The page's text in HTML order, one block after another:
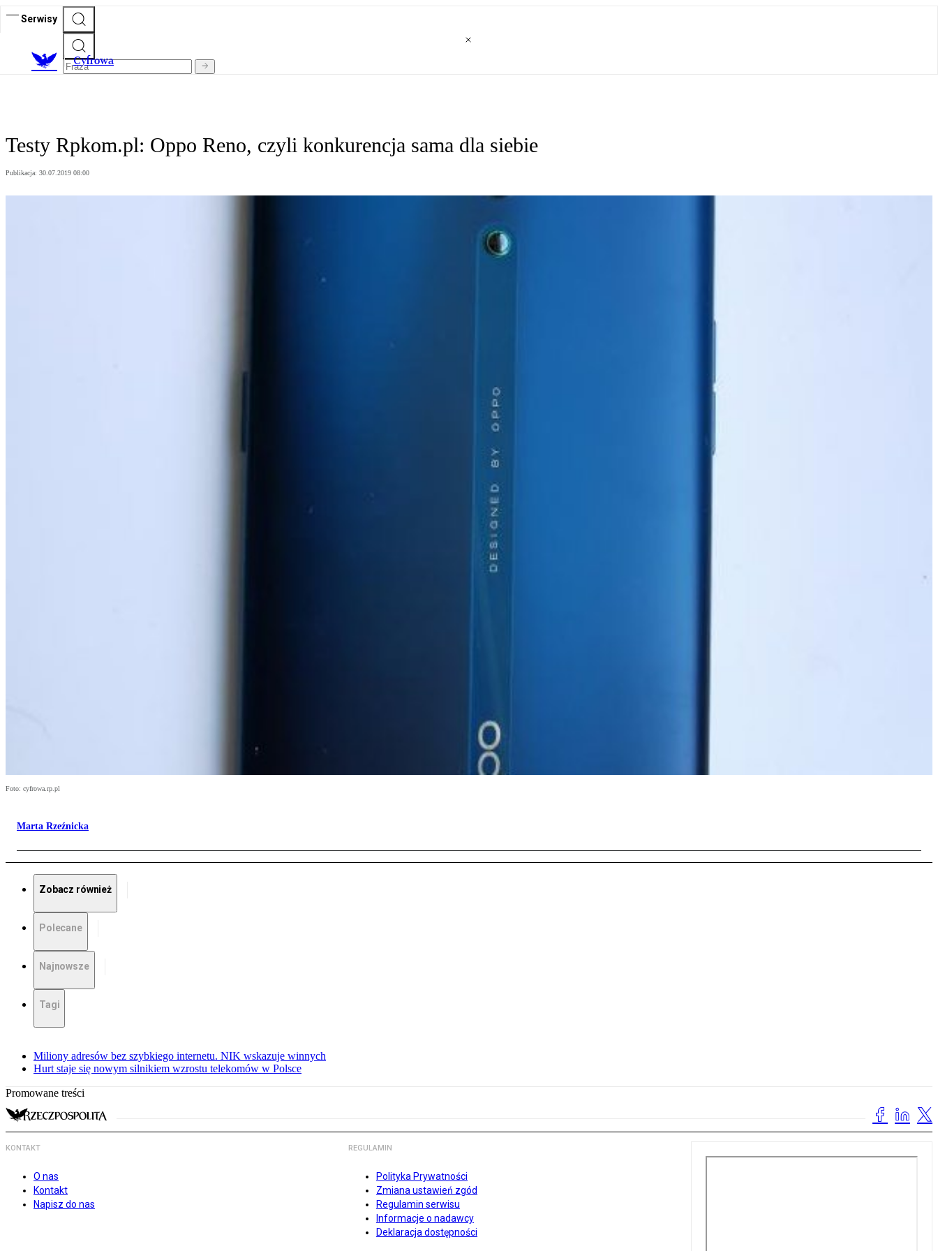
Serwisy
Cyfrowa
Testy Rpkom.pl: Oppo Reno, czyli konkurencja sama dla siebie
Publikacja: 30.07.2019 08:00
Foto: cyfrowa.rp.pl
Marta Rzeźnicka
Zobacz również
Polecane
Najnowsze
Tagi
Miliony adresów bez szybkiego internetu. NIK wskazuje winnych
Hurt staje się nowym silnikiem wzrostu telekomów w Polsce
Promowane treści
KONTAKT
O nas
Kontakt
Napisz do nas
REGULAMIN
Polityka Prywatności
Zmiana ustawień zgód
Regulamin serwisu
Informacje o nadawcy
Deklaracja dostępności